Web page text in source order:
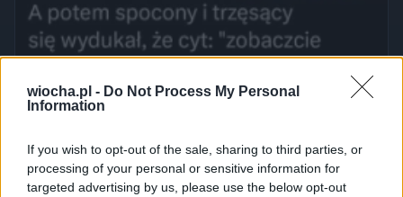
wiocha.pl - Do Not Process My Personal
Information
If you wish to opt-out of the sale, sharing to third parties, or
processing of your personal or sensitive information for
targeted advertising by us, please use the below opt-out